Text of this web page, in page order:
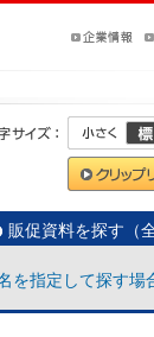
販促資料を探す（
を指定して探す場